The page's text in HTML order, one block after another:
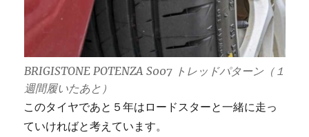
BRIGISTONE POTENZA S007 トレッドパターン（１
週間履いたあと）
このタイヤであと５年はロードスターと一緒に走っ
ていければと考えています。